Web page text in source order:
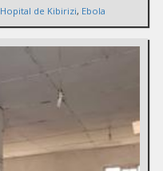
Hopital de Kibirizi, Ebola